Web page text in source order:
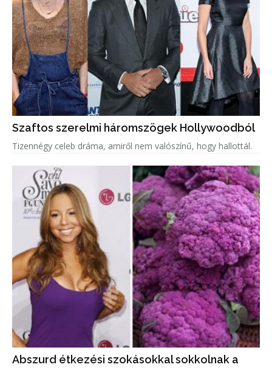
Szaftos szerelmi háromszögek Hollywoodból
Tizennégy celeb dráma, amiről nem valószínű, hogy hallottál.
Abszurd étkezési szokásokkal sokkolnak a